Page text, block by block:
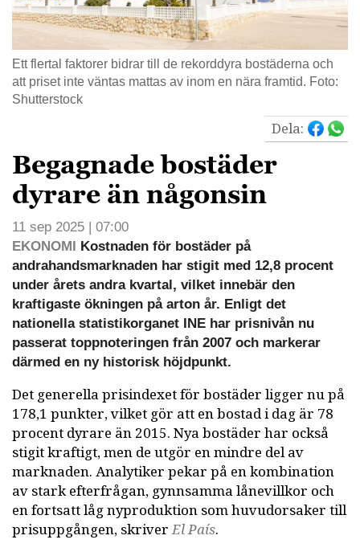
Ett flertal faktorer bidrar till de rekorddyra bostäderna och
att priset inte väntas mattas av inom en nära framtid. Foto:
Shutterstock
Dela:
Begagnade bostäder
dyrare än någonsin
11 sep 2025 | 07:00
EKONOMI Kostnaden för bostäder på
andrahandsmarknaden har stigit med 12,8 procent
under årets andra kvartal, vilket innebär den
kraftigaste ökningen på arton år. Enligt det
nationella statistikorganet INE har prisnivån nu
passerat toppnoteringen från 2007 och markerar
därmed en ny historisk höjdpunkt.
Det generella prisindexet för bostäder ligger nu på
178,1 punkter, vilket gör att en bostad i dag är 78
procent dyrare än 2015. Nya bostäder har också
stigit kraftigt, men de utgör en mindre del av
marknaden. Analytiker pekar på en kombination
av stark efterfrågan, gynnsamma lånevillkor och
en fortsatt låg nyproduktion som huvudorsaker till
prisuppgången, skriverEl País.